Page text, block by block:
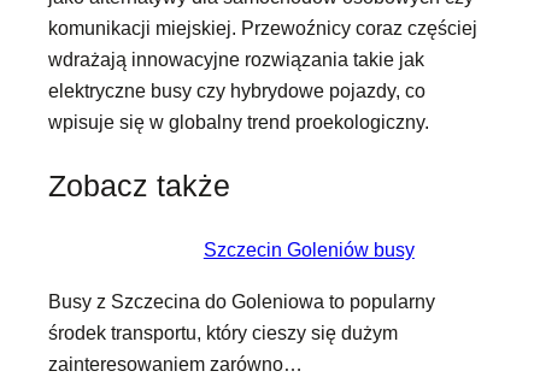
komunikacji miejskiej. Przewoźnicy coraz częściej
wdrażają innowacyjne rozwiązania takie jak
elektryczne busy czy hybrydowe pojazdy, co
wpisuje się w globalny trend proekologiczny.
Zobacz także
Szczecin Goleniów busy
Busy z Szczecina do Goleniowa to popularny
środek transportu, który cieszy się dużym
zainteresowaniem zarówno…